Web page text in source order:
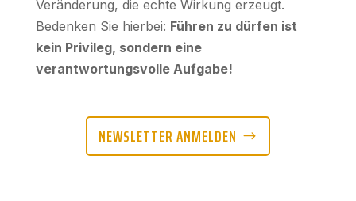
Veränderung, die echte Wirkung erzeugt.
Bedenken Sie hierbei: Führen zu dürfen ist
kein Privileg, sondern eine
verantwortungsvolle Aufgabe!
NEWSLETTER ANMELDEN